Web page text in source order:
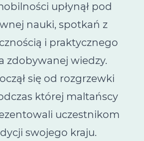
upłynął pod
nauki, spotkań z
i praktycznego
zdobywanej wiedzy.
się od rozgrzewki
której maltańscy
uczestnikom
swojego kraju.